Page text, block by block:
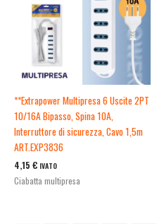
**Extrapower Multipresa 6 Uscite 2PT
10/16A Bipasso, Spina 10A,
Interruttore di sicurezza, Cavo 1,5m
ART.EXP3836
4,15 € IVATO
Ciabatta multipresa